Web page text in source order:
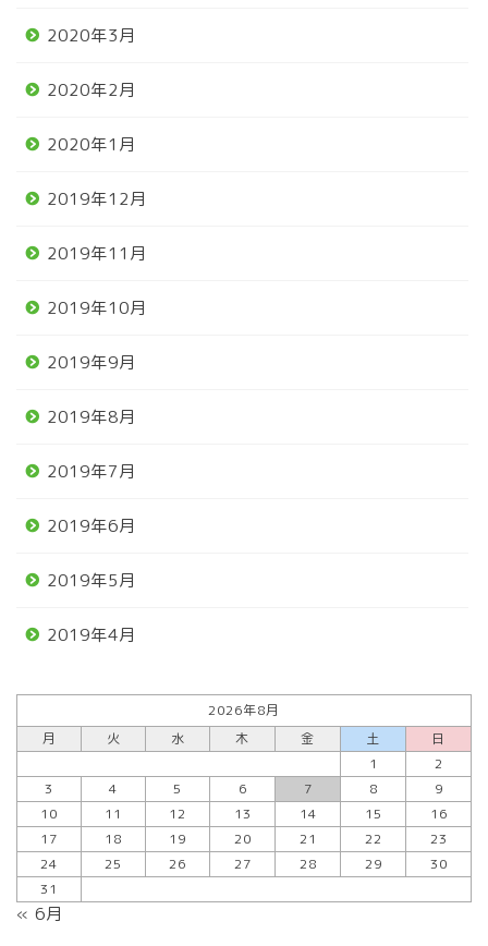
2020年3月
2020年2月
2020年1月
2019年12月
2019年11月
2019年10月
2019年9月
2019年8月
2019年7月
2019年6月
2019年5月
2019年4月
2026年8月
月
火 水 木 金 土
日
1
2
3
4 5 6 7 8
9
10
11 12 13 14 15
16
17
18 19 20 21 22
23
24
25 26 27 28 29
30
31
« 6月